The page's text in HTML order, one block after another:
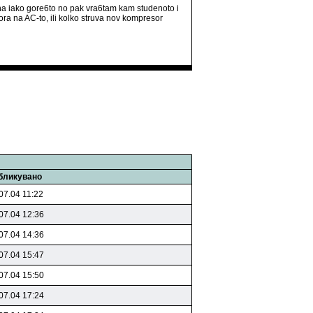
iako gore6to no pak vra6tam kam studenoto i
na AC-to, ili kolko struva nov kompresor
11:22
12:36
14:36
15:47
15:50
17:24